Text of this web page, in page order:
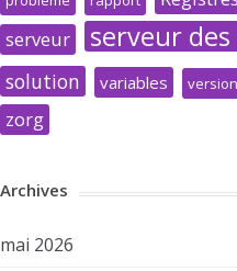
serveur serveur des
solution variables
zorg
Archives
mai 2026